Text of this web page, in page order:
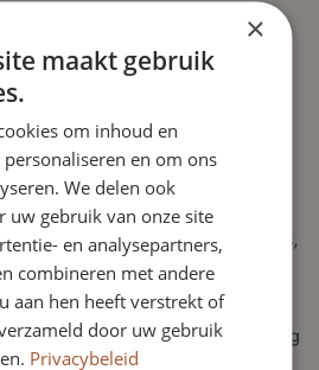
inwoners van Hillegom, Lisse,
zorg, ondersteuning of advies
met hun omgeving niet uitkomen.
jeugdhulp, wonen, werk of
men kwijt: er wordt meegedacht,
hulp is altijd gratis.
110 gepassioneerde medewerkers,
dichtbij huis. VoorIeder1 gelooft
regisseur’. Er wordt gekeken wat
wat je nodig hebt en je omgeving
×
maakt gebruik
om inhoud en
en om ons
We delen ook
uw gebruik van onze site
en analysepartners,
combineren met andere
aan hen heeft verstrekt of
door uw gebruik
Privacybeleid